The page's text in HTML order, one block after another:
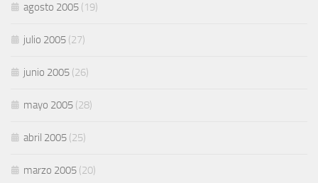
agosto 2005 (19)
julio 2005 (27)
junio 2005 (26)
mayo 2005 (28)
abril 2005 (25)
marzo 2005 (20)